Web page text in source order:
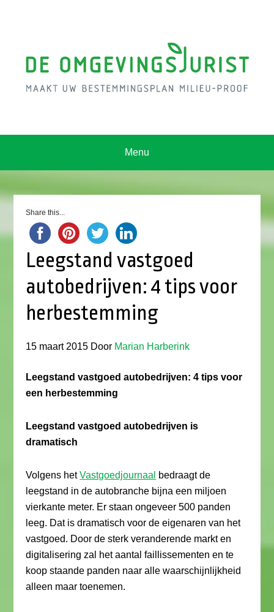
Menu
Share this...
Leegstand vastgoed
autobedrijven: 4 tips voor
herbestemming
15 maart 2015 Door Marian Harberink
Leegstand vastgoed autobedrijven: 4 tips voor
een herbestemming
Leegstand vastgoed autobedrijven is
dramatisch
Volgens hetVastgoedjournaal
bedraagt de
leegstand in de autobranche bijna een miljoen
vierkante meter. Er staan ongeveer 500 panden
leeg. Dat is dramatisch voor de eigenaren van het
vastgoed. Door de sterk veranderende markt en
digitalisering zal het aantal faillissementen en te
koop staande panden naar alle waarschijnlijkheid
alleen maar toenemen.